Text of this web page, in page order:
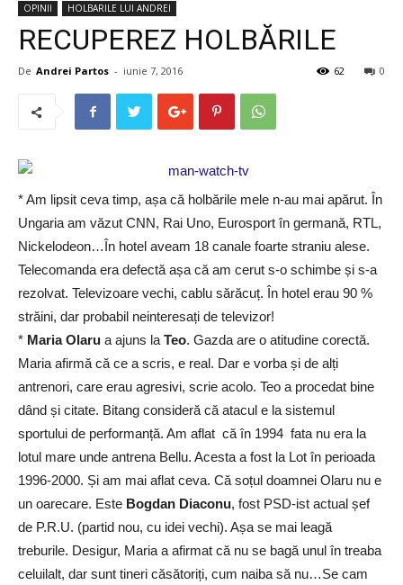
OPINII HOLBARILE LUI ANDREI
RECUPEREZ HOLBĂRILE
De Andrei Partos - iunie 7, 2016 0
62
* Am lipsit ceva timp, așa că holbările mele n-au mai apărut. În
Ungaria am văzut CNN, Rai Uno, Eurosport în germană, RTL,
Nickelodeon…În hotel aveam 18 canale foarte straniu alese.
Telecomanda era defectă așa că am cerut s-o schimbe și s-a
rezolvat. Televizoare vechi, cablu sărăcuț. În hotel erau 90 %
străini, dar probabil neinteresați de televizor!
* Maria Olaru a ajuns la Teo. Gazda are o atitudine corectă.
Maria afirmă că ce a scris, e real. Dar e vorba și de alți
antrenori, care erau agresivi, scrie acolo. Teo a procedat bine
dând și citate. Bitang consideră că atacul e la sistemul
sportului de performanță. Am aflat că în 1994 fata nu era la
lotul mare unde antrena Bellu. Acesta a fost la Lot în perioada
1996-2000. Și am mai aflat ceva. Că soțul doamnei Olaru nu e
un oarecare. Este Bogdan Diaconu, fost PSD-ist actual șef
de P.R.U. (partid nou, cu idei vechi). Așa se mai leagă
treburile. Desigur, Maria a afirmat că nu se bagă unul în treaba
celuilalt, dar sunt tineri căsătoriți, cum naiba să nu…Se cam